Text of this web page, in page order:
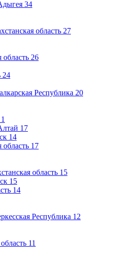
34
область 27
область 26
24
Республика 20
1
17
14
17
область 15
15
14
Республика 12
11